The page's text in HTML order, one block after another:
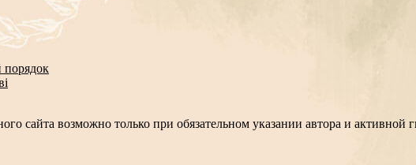
порядок
сайта возможно только при обязательном указании автора и активной